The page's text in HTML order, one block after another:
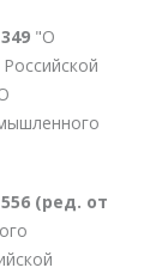
"О
(ред. от